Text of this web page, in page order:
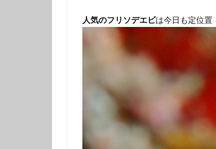
人気のフリソデエビは今日も定位置
ハナヒゲウツ
ヒラマサ
ヒロウミウシ
フエフキダイ
フチベニイロ
ボブサンウミ